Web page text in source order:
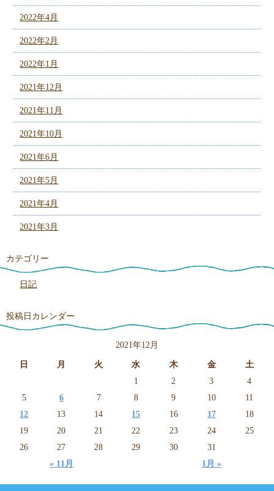
2022年4月
2022年2月
2022年1月
2021年12月
2021年11月
2021年10月
2021年6月
2021年5月
2021年4月
2021年3月
カテゴリー
日記
投稿日カレンダー
2021年12月
日 月 火 水 木 金 土
« 11月 1月 »
1 2 3
4
5
6 7 8 9 10
11
12
13 14 15 16 17
18
19
20 21 22 23 24
25
26
27 28 29 30 31